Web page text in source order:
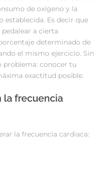
de oxígeno y la
establecida. Es decir que
pedalear a cierta
determinado de
el mismo ejercicio. Sin
problema: conocer tu
exactitud posible.
la frecuencia
la frecuencia cardiaca: